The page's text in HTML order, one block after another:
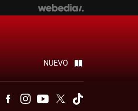
NUEVO
TelegramFacebookInstagramYoutubeTwitter